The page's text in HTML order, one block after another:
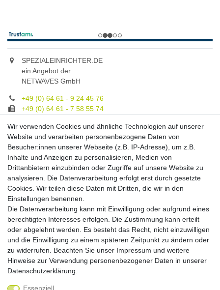
SPEZIALEINRICHTER.DE
ein Angebot der
NETWAVES GmbH
+49 (0) 64 61 - 9 24 45 76
+49 (0) 64 61 - 7 58 55 74
Unsere Fachberatung:
Montag - Freitag, 9.00 - 21.00
Zahlungsmöglichkeiten
Versandkosten
Versandarten
Auslandsversand, Hochgebirgs- oder
Insellieferung
Wir verwenden Cookies und ähnliche Technologien auf unserer
Website und verarbeiten personenbezogene Daten von
Besucher:innen unserer Webseite (z.B. IP-Adresse), um z.B.
Inhalte und Anzeigen zu personalisieren, Medien von
Drittanbietern einzubinden oder Zugriffe auf unsere Website zu
analysieren. Die Datenverarbeitung erfolgt erst durch gesetzte
Cookies. Wir teilen diese Daten mit Dritten, die wir in den
Einstellungen benennen.
Die Datenverarbeitung kann mit Einwilligung oder aufgrund eines
berechtigten Interesses erfolgen. Die Zustimmung kann erteilt
oder abgelehnt werden. Es besteht das Recht, nicht einzuwilligen
und die Einwilligung zu einem späteren Zeitpunkt zu ändern oder
zu widerrufen. Beachten Sie unser Impressum und weitere
Hinweise zur Verwendung personenbezogener Daten in unserer
Daten­schutz­erklärung
Essenziell